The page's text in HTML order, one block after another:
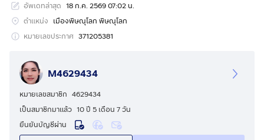
คริสตัล ปั้มน้ำ แทงค์น้ำ ขายถูก 2,690,000บาท ค่า
ธรรมเนียมการโอน ทุกอย่าง รวมถึงค่าภาษีทุกอย่างออก
คนละครึ่งคะ
ดูเบอร์โทร xxxxxx533
อัพเดทล่าสุด 18 ก.ค. 2569 07:02 น.
ตำแหน่ง เมืองพิษณุโลก พิษณุโลก
หมายเลขประกาศ 371205381
M4629434
หมายเลขสมาชิก 4629434
เป็นสมาชิกมาแล้ว 10 ปี 5 เดือน 7 วัน
ยืนยันบัญชีผ่าน